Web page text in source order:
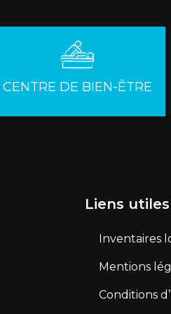
CENTRE DE BIEN-ÊTRE
Liens utiles
Inventaires
Mentions
Conditions